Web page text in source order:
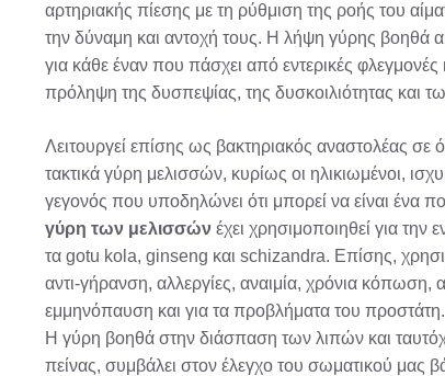
αρτηριακής πίεσης με τη ρύθμιση της ροής του
την δύναμη και αντοχή τους. Η λήψη γύρης βοηθά
για κάθε έναν που πάσχει από εντερικές
πρόληψη της δυσπεψίας, της δυσκοιλιότητας και
Λειτουργεί επίσης ως βακτηριακός αναστολέας
τακτικά γύρη μελισσών, κυρίως οι ηλικιωμένοι,
γεγονός που υποδηλώνει ότι μπορεί να είναι ένα
γύρη των μελισσών έχει χρησιμοποιηθεί για
τα gotu kola, ginseng και schizandra. Επίσης,
αντι-γήρανση, αλλεργίες, αναιμία, χρόνια κόπωση,
εμμηνόπαυση και για τα προβλήματα του προστάτη.
Η γύρη βοηθά στην διάσπαση των λιπών και
πείνας, συμβάλει στον έλεγχο του σωματικού μας